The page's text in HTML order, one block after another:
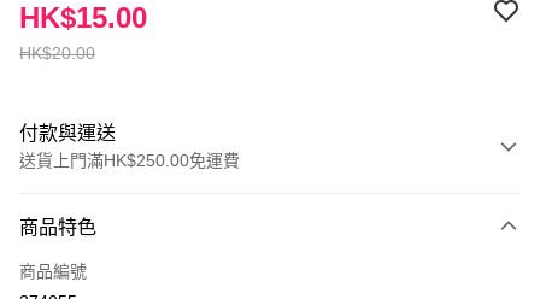
HK$20.00
HK$15.00
付款與運送
送貨上門滿HK$250.00免運費
信用卡
Apple Pay
商品特色
商品編號